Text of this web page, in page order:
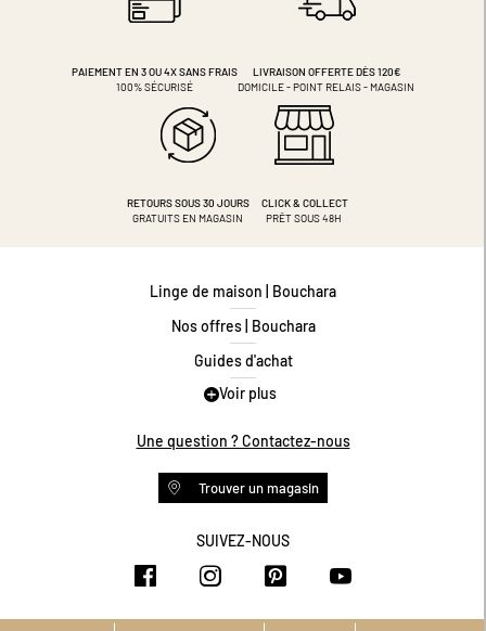
PAIEMENT EN 3 OU 4XSANS FRAIS
100% SÉCURISÉ
LIVRAISON OFFERTE DÈS 120€
DOMICILE - POINT RELAIS - MAGASIN
RETOURS SOUS 30 JOURS
GRATUITS EN MAGASIN
CLICK & COLLECT
PRÊT SOUS 48H
Linge de maison | Bouchara
Nos offres | Bouchara
Guides d'achat
Guide des tailles
Programme de fidélité
Conditions des offres
Livraison et retours
Voir plus
Une question ? Contactez-nous
Trouver un magasin
SUIVEZ-NOUS
https://www.facebook.com/
https://https://